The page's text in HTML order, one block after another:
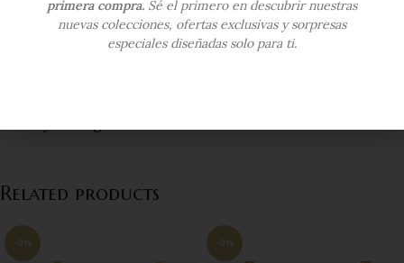
Related products
-9% -9%
primera compra. Sé el primero en descubrir nuestras
nuevas colecciones, ofertas exclusivas y sorpresas
especiales diseñadas solo para ti.